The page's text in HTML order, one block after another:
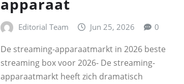
apparaat
Editorial Team Jun 25, 2026 0
De streaming-apparaatmarkt in 2026 beste
streaming box voor 2026- De streaming-
apparaatmarkt heeft zich dramatisch